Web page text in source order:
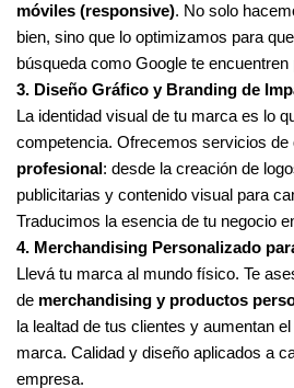
móviles (responsive). No solo
bien, sino que lo optimizamos para
búsqueda como Google te encuentren
3. Diseño Gráfico y Branding de
La identidad visual de tu marca es lo
competencia. Ofrecemos servicios de
profesional: desde la creación de
publicitarias y contenido visual para
Traducimos la esencia de tu negocio
4. Merchandising Personalizado
Llevá tu marca al mundo físico. Te
de merchandising y productos
la lealtad de tus clientes y aumentan
marca. Calidad y diseño aplicados a
empresa.